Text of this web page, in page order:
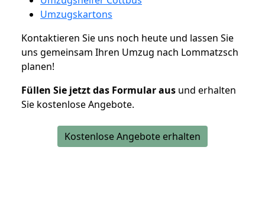
Umzugskartons
Kontaktieren Sie uns noch heute und lassen Sie
uns gemeinsam Ihren Umzug nach Lommatzsch
planen!
Füllen Sie jetzt das Formular aus und erhalten
Sie kostenlose Angebote.
Kostenlose Angebote erhalten